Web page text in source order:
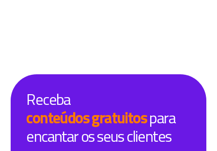
Receba
conteúdos gratuitospara
encantar os seus clientes